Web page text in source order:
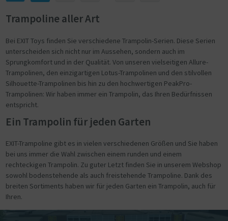
Trampoline aller Art
Bei EXIT Toys finden Sie verschiedene Trampolin-Serien. Diese Serien
unterscheiden sich nicht nur im Aussehen, sondern auch im
Sprungkomfort und in der Qualität. Von unseren vielseitigen Allure-
Trampolinen, den einzigartigen Lotus-Trampolinen und den stilvollen
Silhouette-Trampolinen bis hin zu den hochwertigen PeakPro-
Trampolinen: Wir haben immer ein Trampolin, das Ihren Bedürfnissen
entspricht.
Ein Trampolin für jeden Garten
EXIT-Trampoline gibt es in vielen verschiedenen Größen und Sie haben
bei uns immer die Wahl zwischen einem runden und einem
rechteckigen Trampolin. Zu guter Letzt finden Sie in unserem Webshop
sowohl bodenstehende als auch freistehende Trampoline. Dank des
breiten Sortiments haben wir für jeden Garten ein Trampolin, auch für
Ihren.